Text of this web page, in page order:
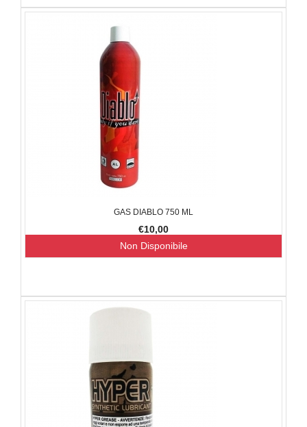
GAS DIABLO 750 ML
€10,00
Non Disponibile